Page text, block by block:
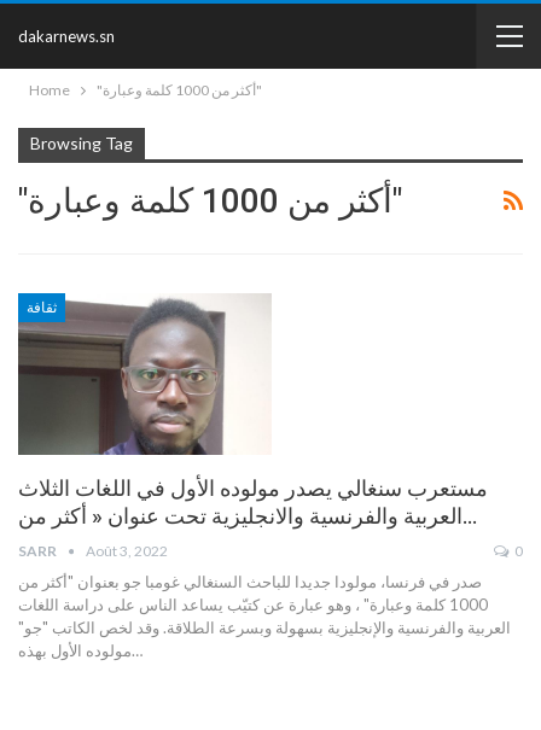
dakarnews.sn
Home "أكثر من 1000 كلمة وعبارة"
Browsing Tag
"أكثر من 1000 كلمة وعبارة"
ثقافة
مستعرب سنغالي يصدر مولوده الأول في اللغات الثلاث
العربية والفرنسية والانجليزية تحت عنوان « أكثر من…
SARR Août 3, 2022 0
صدر في فرنسا، مولودا جديدا للباحث السنغالي غومبا جو بعنوان "أكثر من
1000 كلمة وعبارة" ، وهو عبارة عن كتيّب يساعد الناس على دراسة اللغات
العربية والفرنسية والإنجليزية بسهولة وبسرعة الطلاقة.وقد لخص الكاتب "جو"
مولوده الأول بهذه…